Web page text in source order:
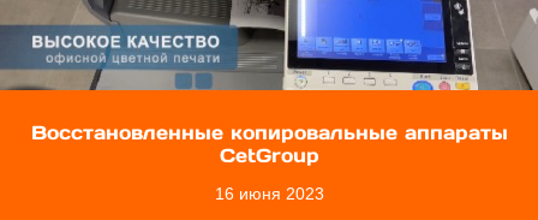
Восстановленные копировальные аппараты
CetGroup
16 июня 2023